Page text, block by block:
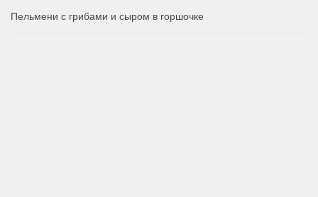
Пельмени с грибами и сыром в горшочке